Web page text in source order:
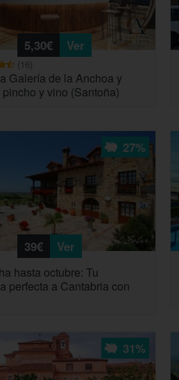
5,30€ Ver
(16)
Galería de la Anchoa y
y vino (Santoña)
27%
39€ Ver
hasta octubre: Tu
perfecta a Cantabria con
31%